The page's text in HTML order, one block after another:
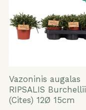
Vazoninis augalas
RIPSALIS Burchellii
(Cites) 12Ø 15cm